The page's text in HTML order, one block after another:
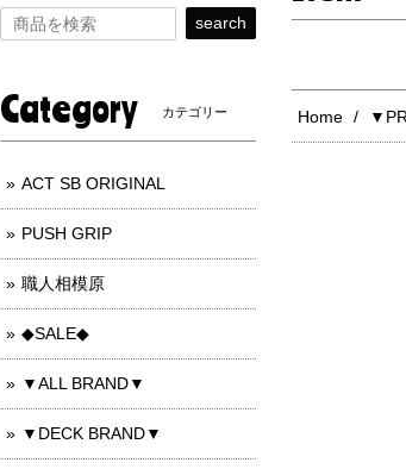
Home
search
Category カテゴリー
ACT SB ORIGINAL
PUSH GRIP
職人相模原
◆SALE◆
▼ALL BRAND▼
▼DECK BRAND▼